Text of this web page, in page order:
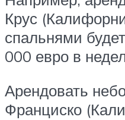
Крус
спальнями
000 евро в
Арендовать
Франциско